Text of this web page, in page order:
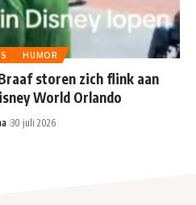
HUMOR
storen zich flink aan
World Orlando
30 juli 2026